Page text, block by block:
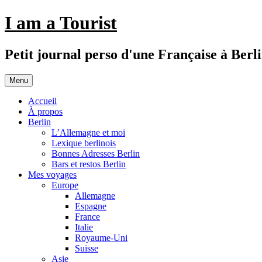
Aller
au
I am a Tourist
Petit journal perso d'une Française à
Menu
Accueil
À propos
Berlin
L’Allemagne et moi
Lexique berlinois
Bonnes Adresses Berlin
Bars et restos Berlin
Mes voyages
Europe
Allemagne
Espagne
France
Italie
Royaume-Uni
Suisse
Asie